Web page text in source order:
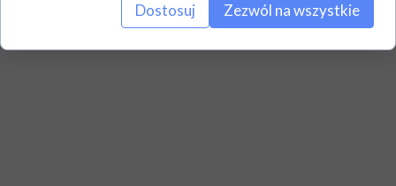
Dostosuj Zezwól na wszystkie